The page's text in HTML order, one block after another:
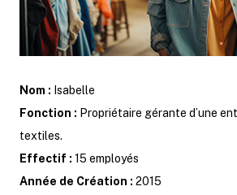
Nom : Isabelle
Fonction : Propriétaire gérante d’une
textiles.
Effectif : 15 employés
Année de Création : 2015